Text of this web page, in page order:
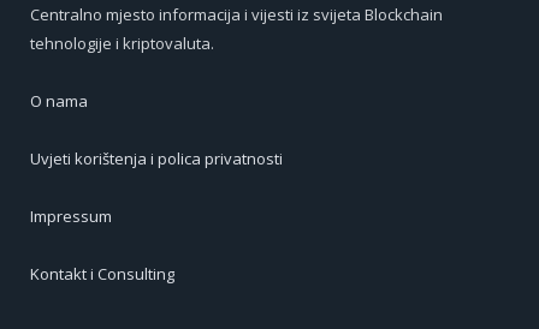
Centralno mjesto informacija i vijesti iz svijeta Blockchain
tehnologije i kriptovaluta.
O nama
Uvjeti korištenja i polica privatnosti
Impressum
Kontakt i Consulting